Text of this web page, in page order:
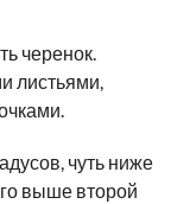
черенок.
листьями,
чуть ниже
выше второй